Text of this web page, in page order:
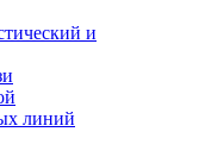
и
линий